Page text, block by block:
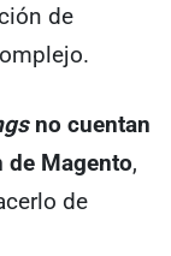
de
no cuentan
de Magento,
de